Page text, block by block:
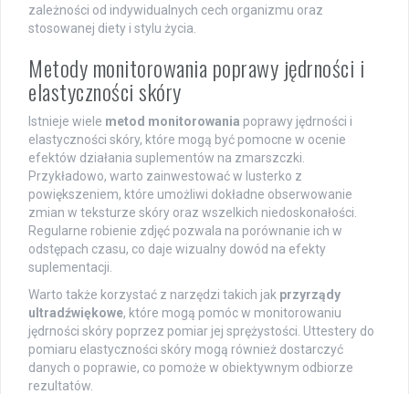
zależności od indywidualnych cech organizmu oraz
stosowanej diety i stylu życia.
Metody monitorowania poprawy jędrności i
elastyczności skóry
Istnieje wiele metod monitorowania poprawy jędrności i
elastyczności skóry, które mogą być pomocne w ocenie
efektów działania suplementów na zmarszczki.
Przykładowo, warto zainwestować w lusterko z
powiększeniem, które umożliwi dokładne obserwowanie
zmian w teksturze skóry oraz wszelkich niedoskonałości.
Regularne robienie zdjęć pozwala na porównanie ich w
odstępach czasu, co daje wizualny dowód na efekty
suplementacji.
Warto także korzystać z narzędzi takich jak przyrządy
ultradźwiękowe, które mogą pomóc w monitorowaniu
jędrności skóry poprzez pomiar jej sprężystości. Uttestery do
pomiaru elastyczności skóry mogą również dostarczyć
danych o poprawie, co pomoże w obiektywnym odbiorze
rezultatów.